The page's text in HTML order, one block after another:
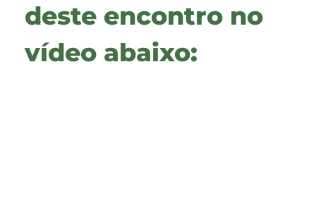
deste encontro no
vídeo abaixo: